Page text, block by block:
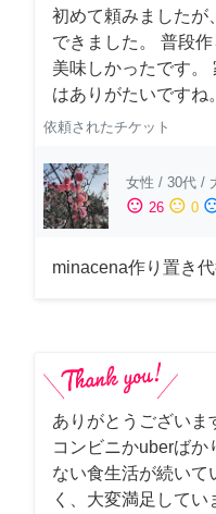
初めて頼みましたが
できました。 普段
美味しかったです。
はありがたいですね。
依頼されたチケット
女性 / 30代 /
sentiment_satisfied 26 sentiment_neutral 0
minacena作り置き
ありがとうございま
コンビニかuberば
ない食生活が続いて
く、大変満足して